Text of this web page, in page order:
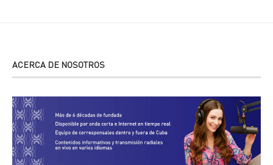
ACERCA DE NOSOTROS